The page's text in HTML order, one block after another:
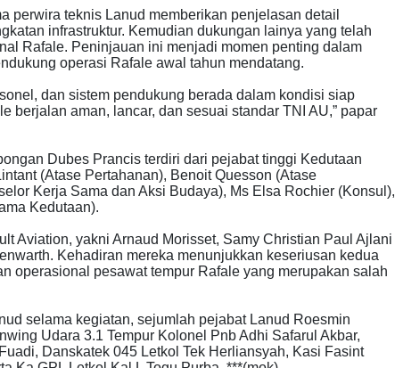
perwira teknis Lanud memberikan penjelasan detail
infrastruktur. Kemudian dukungan lainya yang telah
Rafale. Peninjauan ini menjadi momen penting dalam
operasi Rafale awal tahun mendatang.
dan sistem pendukung berada dalam kondisi siap
berjalan aman, lancar, dan sesuai standar TNI AU,” papar
Dubes Prancis terdiri dari pejabat tinggi Kedutaan
(Atase Pertahanan), Benoit Quesson (Atase
Kerja Sama dan Aksi Budaya), Ms Elsa Rochier (Konsul),
Kedutaan).
Aviation, yakni Arnaud Morisset, Samy Christian Paul Ajlani
Kehadiran mereka menunjukkan keseriusan kedua
operasional pesawat tempur Rafale yang merupakan salah
selama kegiatan, sejumlah pejabat Lanud Roesmin
Udara 3.1 Tempur Kolonel Pnb Adhi Safarul Akbar,
Danskatek 045 Letkol Tek Herliansyah, Kasi Fasint